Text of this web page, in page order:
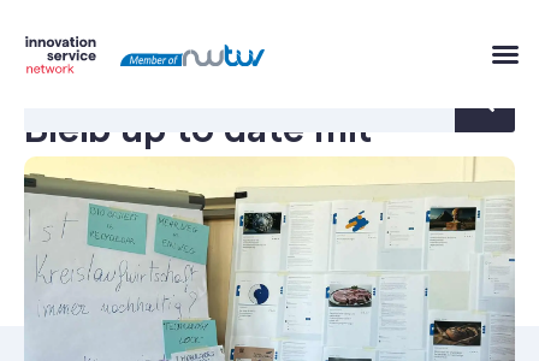
Bleib up to date mit
unseren Innovation News.